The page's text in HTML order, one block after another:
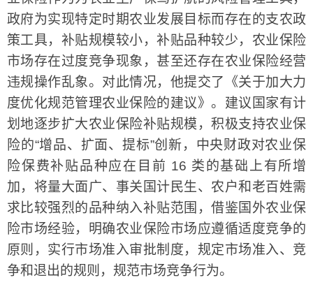
政府为实现特定时期农业发展目标而存在的支农政
策工具，补贴规模较小，补贴品种较少，农业保险
市场存在过度竞争现象，甚至还存在农业保险经营
违规操作乱象。对此情况，他提交了《关于加大力
度优化规范管理农业保险的建议》。建议国家有计
划地逐步扩大农业保险补贴规模，积极支持农业保
险的“增品、扩面、提标”创新，中央财政对农业保
险保费补贴品种应在目前 16 类的基础上有所增
加，将量大面广、事关国计民生、农户和老百姓需
求比较强烈的品种纳入补贴范围，借鉴国外农业保
险市场经验，明确农业保险市场应遵循适度竞争的
原则，实行市场准入审批制度，规定市场准入、竞
争和退出的规则，规范市场竞争行为。